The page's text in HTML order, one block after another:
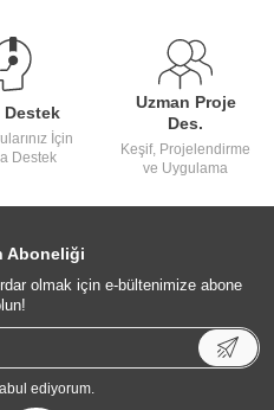
Destek
İçin
Destek
Uzman Proje
Des.
Keşif, Projelendirme
ve Uygulama
Aboneliği
olmak için e-bültenimize abone
ediyorum.